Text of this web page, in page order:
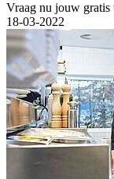
Vraag nu jouw gratis
18-03-2022